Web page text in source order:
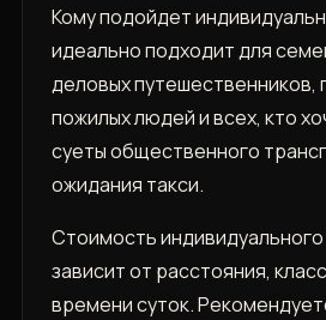
Кому подойдет
идеально подходит для
деловых путешественников‚
пожилых людей и всех‚ кто
суеты общественного
ожидания такси.
Стоимость
зависит от расстояния‚
времени суток.